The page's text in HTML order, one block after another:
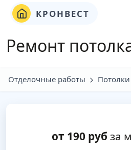
КРОНВЕСТ
Ремонт
Отделочные работы Потолки
от 190руб за м